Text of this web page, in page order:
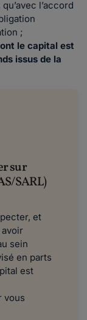
l’accord
;
le capital est
issus de la
sur
SARL)
et
sein
en parts
est
vous